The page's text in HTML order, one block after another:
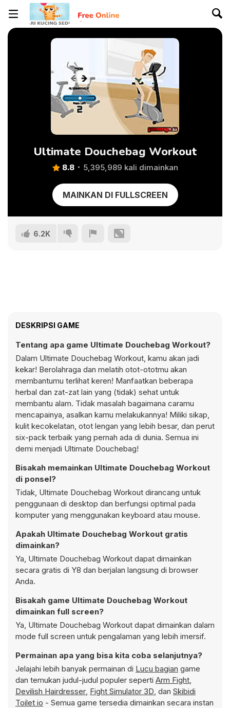
Ultimate Douchebag Workout
8.8 5,395,989 kali dimainkan
MAINKAN DI FULLSCREEN
6.2K
DESKRIPSI GAME
Tentang apa game Ultimate Douchebag Workout?
Dalam Ultimate Douchebag Workout, kamu akan jadi
kekar! Berolahraga dan melatih otot-ototmu akan
membantumu terlihat keren! Manfaatkan beberapa
herbal dan zat-zat lain yang (tidak) sehat untuk
membantu alam. Tidak masalah bagaimana caramu
mencapainya, asalkan kamu melakukannya! Miliki sikap,
kulit kecokelatan, otot lengan yang lebih besar, dan perut
six-pack terbaik yang pernah ada di dunia. Semua ini
demi menjadi Ultimate Douchebag!
Bisakah memainkan Ultimate Douchebag Workout
di ponsel?
Tidak, Ultimate Douchebag Workout dirancang untuk
penggunaan di desktop dan berfungsi optimal pada
komputer yang menggunakan keyboard atau mouse.
Apakah Ultimate Douchebag Workout gratis
dimainkan?
Ya, Ultimate Douchebag Workout dapat dimainkan
secara gratis di Y8 dan berjalan langsung di browser
Anda.
Bisakah game Ultimate Douchebag Workout
dimainkan full screen?
Ya, Ultimate Douchebag Workout dapat dimainkan dalam
mode full screen untuk pengalaman yang lebih imersif.
Permainan apa yang bisa kita coba selanjutnya?
Jelajahi lebih banyak permainan di Lucu bagian game
dan temukan judul-judul populer seperti Arm Fight,
Devilish Hairdresser, Fight Simulator 3D, dan Skibidi
Toilet io - Semua game tersedia dimainkan secara instan